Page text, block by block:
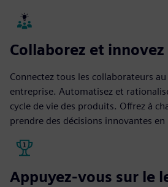
Collaborez et innovez
Connectez tous les collaborateurs
entreprise. Automatisez et
cycle de vie des produits. Offrez à
prendre des décisions innovantes
Appuyez-vous sur le